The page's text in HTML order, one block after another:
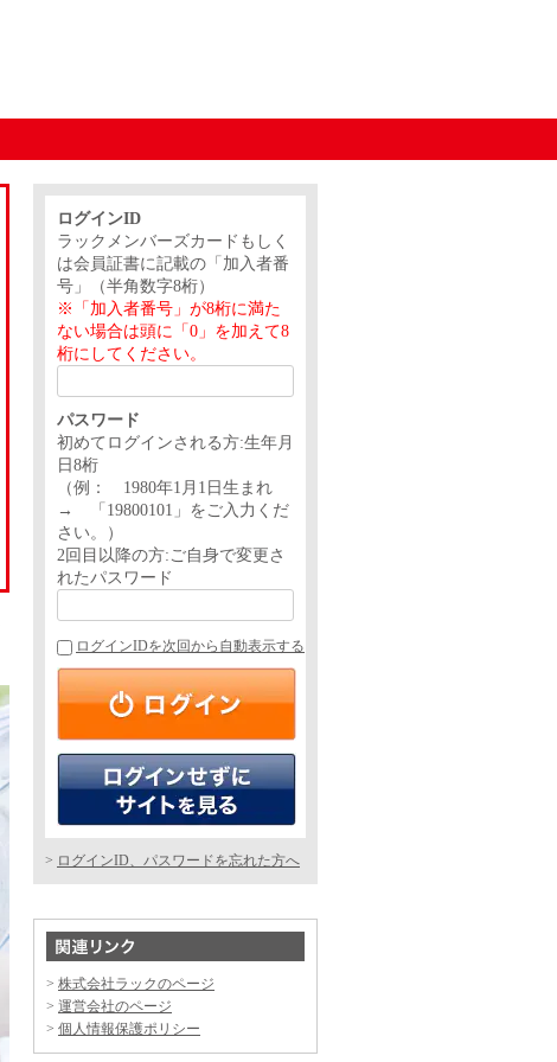
ログインID
ラックメンバーズカードもしく
は会員証書に記載の「加入者番
号」（半角数字8桁）
※「加入者番号」が8桁に満た
ない場合は頭に「0」を加えて8
桁にしてください。
パスワード
初めてログインされる方:生年月
日8桁
（例： 1980年1月1日生まれ
→ 「19800101」をご入力くだ
さい。）
2回目以降の方:ご自身で変更さ
れたパスワード
ログインIDを次回から自動表示する
ログインID、パスワードを忘れた方へ
株式会社ラックのページ
運営会社のページ
個人情報保護ポリシー